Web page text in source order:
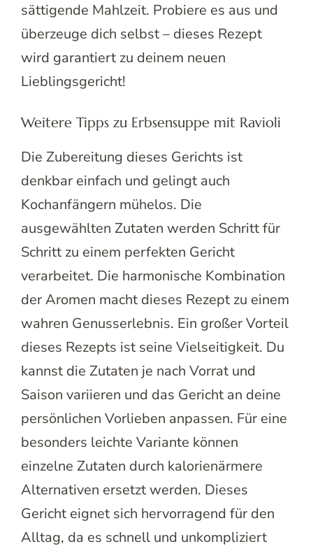
sättigende Mahlzeit. Probiere es aus und
überzeuge dich selbst – dieses Rezept
wird garantiert zu deinem neuen
Lieblingsgericht!
Weitere Tipps zu Erbsensuppe mit Ravioli
Die Zubereitung dieses Gerichts ist
denkbar einfach und gelingt auch
Kochanfängern mühelos. Die
ausgewählten Zutaten werden Schritt für
Schritt zu einem perfekten Gericht
verarbeitet. Die harmonische Kombination
der Aromen macht dieses Rezept zu einem
wahren Genusserlebnis. Ein großer Vorteil
dieses Rezepts ist seine Vielseitigkeit. Du
kannst die Zutaten je nach Vorrat und
Saison variieren und das Gericht an deine
persönlichen Vorlieben anpassen. Für eine
besonders leichte Variante können
einzelne Zutaten durch kalorienärmere
Alternativen ersetzt werden. Dieses
Gericht eignet sich hervorragend für den
Alltag, da es schnell und unkompliziert